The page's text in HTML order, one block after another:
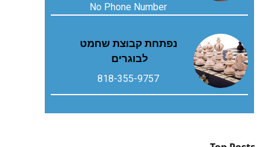
No Phone Number
נפתחת קבוצת שחמט
לבוגרים
818-355-9757